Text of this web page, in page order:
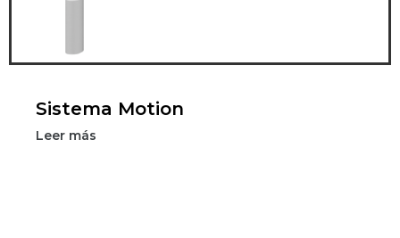
Sistema Motion
Leer más